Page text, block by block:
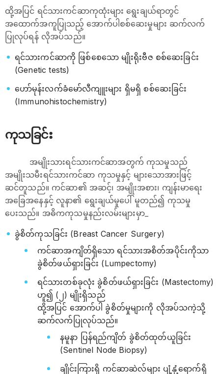
ထို့အပြင် ရင်သားကင်ဆာကုထုံးများ ရွေးချယ်ရာတွင်
အထောက်အကူပြုသည့် အောက်ပါစစ်ဆေးမှုများ ဆက်လက်
ပြုလုပ်ရန် လိုအပ်သည်။
ရင်သားကင်ဆာကို ဖြစ်စေသော မျိုးရိုးဗီဇ စစ်ဆေးခြင်း
(Genetic tests)
ဟော်မုန်းလက်ခံမော်လီကျူးများ ရှိမရှိ စစ်ဆေးခြင်း
(Immunohistochemistry)
ကုသခြင်း
အမျိုးသားရင်သားကင်ဆာအတွက် ကုသမှုသည်
အမျိုးသမီးရင်သားကင်ဆာ ကုသမှုနှင့် များသောအားဖြင့်
ဆင်တူသည်။ ကင်ဆာ၏ အဆင့်၊ အမျိုးအစား၊ ကျန်းမာရေး
အခြေအနေနှင့် လူနာ၏ ရွေးချယ်မှုပေါ် မူတည်၍ ကုသမှု
ပေးသည်။ အဓိကကုသမှုနည်းလမ်းများမှာ_
ခွဲစိတ်ကုသခြင်း (Breast Cancer Surgery)
ကင်ဆာအကျိတ်ရှိသော ရင်သားအစိတ်အပိုင်းကိုသာ
ခွဲစိတ်ဖယ်ရှားခြင်း (Lumpectomy)
ရင်သားတစ်ခုလုံး ခွဲစိတ်ဖယ်ရှားခြင်း (Mastectomy)
ဟူ၍ (၂) မျိုးရှိသည်
ထို့အပြင် အောက်ပါ ခွဲစိတ်မှုများကို လိုအပ်သကဲ့သို့
ဆက်လက်ပြုလုပ်သည်။
နမူနာ ပြန်ရည်ကျိတ် ခွဲစိတ်ထုတ်ယူခြင်း
(Sentinel Node Biopsy)
ချိုင်းကြားရှိ ကင်ဆာဆဲလ်များ ပျံ့နှံ့ရောက်ရှိ